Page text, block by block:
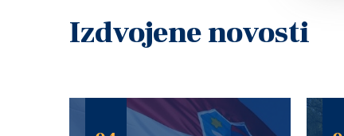
Izdvojene novosti